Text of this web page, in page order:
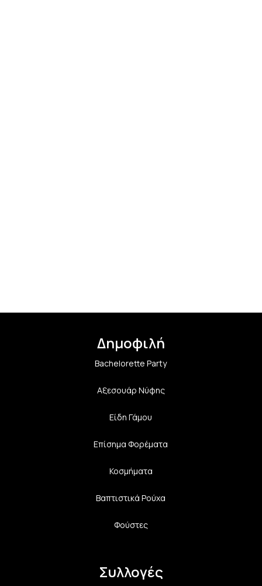
Δημοφιλή
Bachelorette Party
Αξεσουάρ Νύφης
Είδη Γάμου
Επίσημα Φορέματα
Κοσμήματα
Βαπτιστικά Ρούχα
Φούστες
Συλλογές